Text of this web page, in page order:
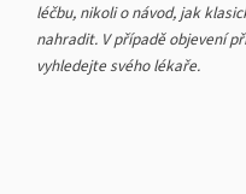
léčbu, nikoli o návod, jak
nahradit. V případě objevení
vyhledejte svého lékaře.